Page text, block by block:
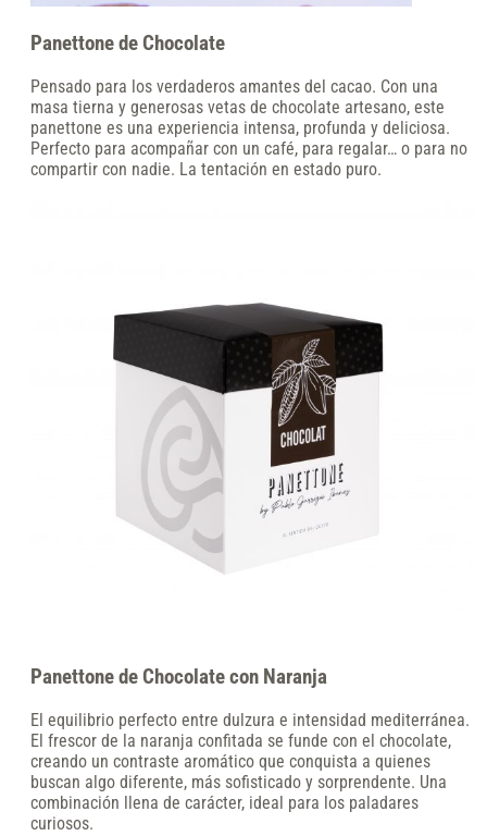
Panettone de Chocolate
Pensado para los verdaderos amantes del cacao. Con una
masa tierna y generosas vetas de chocolate artesano, este
panettone es una experiencia intensa, profunda y deliciosa.
Perfecto para acompañar con un café, para regalar… o para no
compartir con nadie. La tentación en estado puro.
Panettone de Chocolate con Naranja
El equilibrio perfecto entre dulzura e intensidad mediterránea.
El frescor de la naranja confitada se funde con el chocolate,
creando un contraste aromático que conquista a quienes
buscan algo diferente, más sofisticado y sorprendente. Una
combinación llena de carácter, ideal para los paladares
curiosos.